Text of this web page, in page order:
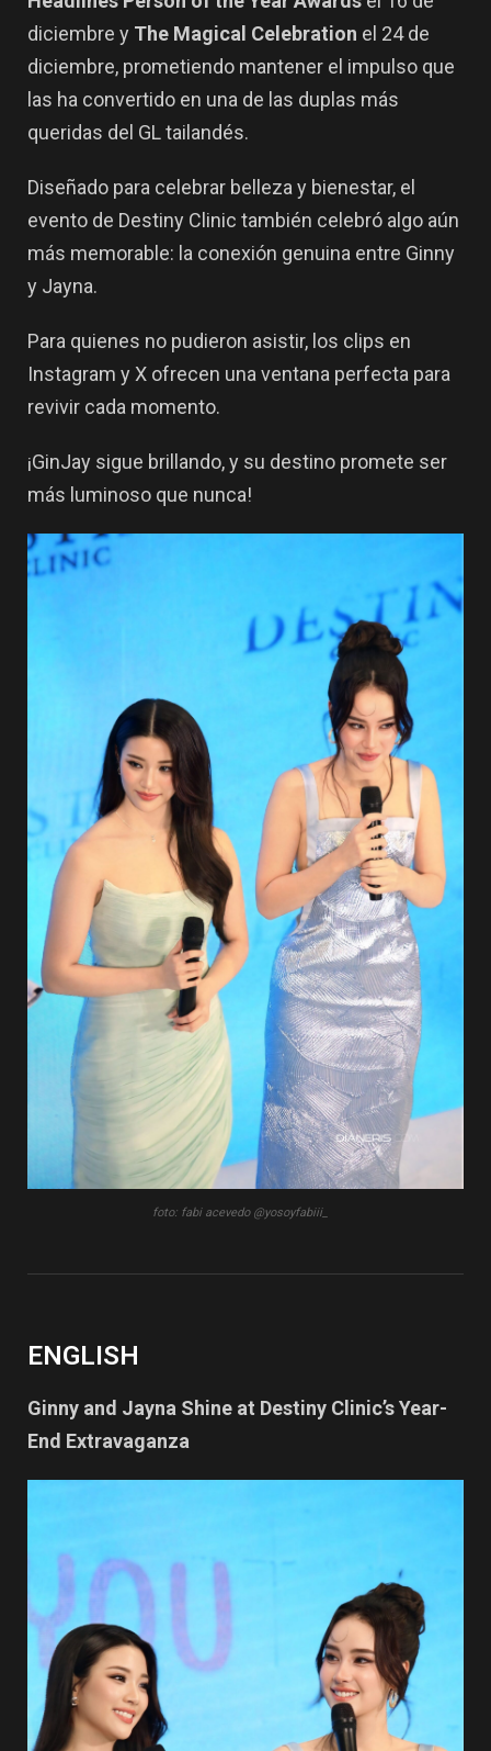
diciembre y The Magical Celebration el 24 de
diciembre, prometiendo mantener el impulso que
las ha convertido en una de las duplas más
queridas del GL tailandés.
Diseñado para celebrar belleza y bienestar, el
evento de Destiny Clinic también celebró algo aún
más memorable: la conexión genuina entre Ginny
y Jayna.
Para quienes no pudieron asistir, los clips en
Instagram y X ofrecen una ventana perfecta para
revivir cada momento.
¡GinJay sigue brillando, y su destino promete ser
más luminoso que nunca!
foto: fabi acevedo @yosoyfabiii_
ENGLISH
Ginny and Jayna Shine at Destiny Clinic’s Year-
End Extravaganza